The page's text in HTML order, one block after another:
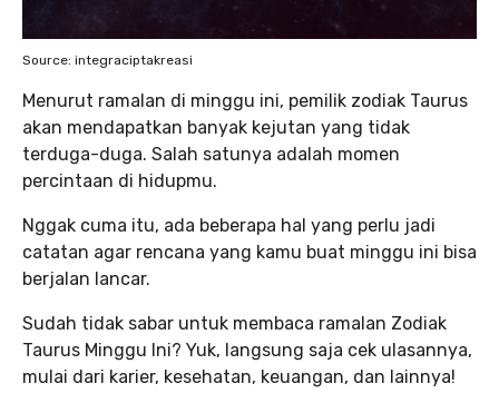
Source: integraciptakreasi
Menurut ramalan di minggu ini, pemilik zodiak Taurus
akan mendapatkan banyak kejutan yang tidak
terduga-duga. Salah satunya adalah momen
percintaan di hidupmu.
Nggak cuma itu, ada beberapa hal yang perlu jadi
catatan agar rencana yang kamu buat minggu ini bisa
berjalan lancar.
Sudah tidak sabar untuk membaca ramalan Zodiak
Taurus Minggu Ini? Yuk, langsung saja cek ulasannya,
mulai dari karier, kesehatan, keuangan, dan lainnya!